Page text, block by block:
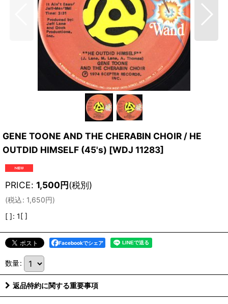
GENE TOONE AND THE CHERABIN CHOIR / HE
OUTDID HIMSELF (45's) [WDJ 11283]
PRICE: 1,500円(税別)
(税込: 1,650円)
[ ]: 1[ ]
Facebookでシェア
数量:
返品特約に関する重要事項